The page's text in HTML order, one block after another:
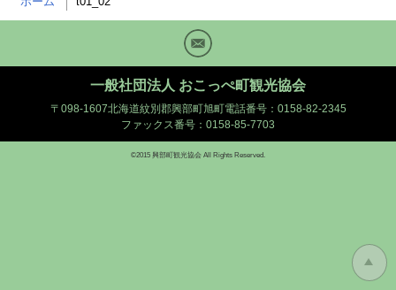
Mail
一般社団法人 おこっぺ町観光協会
〒098-1607北海道紋別郡興部町旭町電話番号：0158-82-2345
ファックス番号：0158-85-7703
©2015 興部町観光協会 All Rights Reserved.